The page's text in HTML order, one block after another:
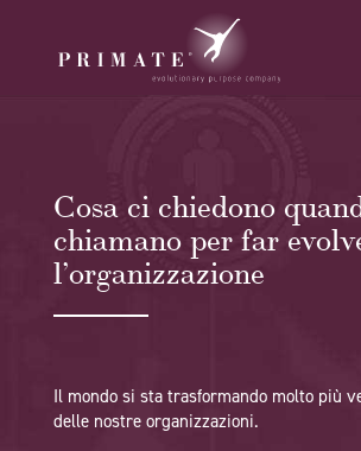
Cosa ci chiedono
chiamano per far
l’organizzazione
Il mondo si sta trasformando molto più
delle nostre organizzazioni.